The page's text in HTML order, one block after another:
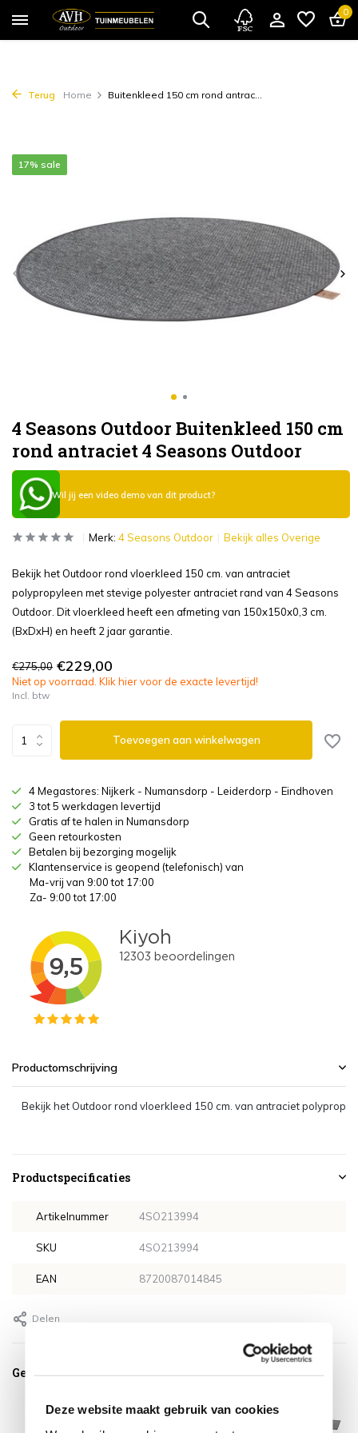
Deze website maakt gebruik van cookies
0
Terug Home Buitenkleed 150 cm rond antrac...
4 Seasons Outdoor Buitenkleed 150 cm
rond antraciet 4 Seasons Outdoor
17% sale
Wil jij een video demo van dit product?
Merk: 4 Seasons Outdoor Bekijk alles Overige
Bekijk het Outdoor rond vloerkleed 150 cm. van antraciet
polypropyleen met stevige polyester antraciet rand van 4 Seasons
Outdoor. Dit vloerkleed heeft een afmeting van 150x150x0,3 cm.
(BxDxH) en heeft 2 jaar garantie.
€275,00 €229,00
Niet op voorraad. Klik hier voor de exacte levertijd!
Incl. btw
Toevoegen aan winkelwagen
4 Megastores: Nijkerk - Numansdorp - Leiderdorp - Eindhoven
3 tot 5 werkdagen levertijd
Gratis af te halen in Numansdorp
Geen retourkosten
Betalen bij bezorging mogelijk
Klantenservice is geopend (telefonisch) van
Ma-vrij van 9:00 tot 17:00
Za- 9:00 tot 17:00
Productomschrijving
Bekijk het Outdoor rond vloerkleed 150 cm. van antraciet
Productspecificaties
Artikelnummer 4SO213994
SKU 4SO213994
EAN 8720087014845
Delen
Gerelateerde producten